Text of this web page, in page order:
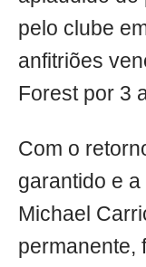
pelo clube
anfitriões
Forest por 3
Com o
garantido e
Michael
permanente,